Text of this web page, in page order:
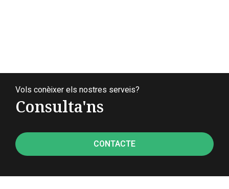
Vols conèixer els nostres serveis?
Consulta'ns
CONTACTE